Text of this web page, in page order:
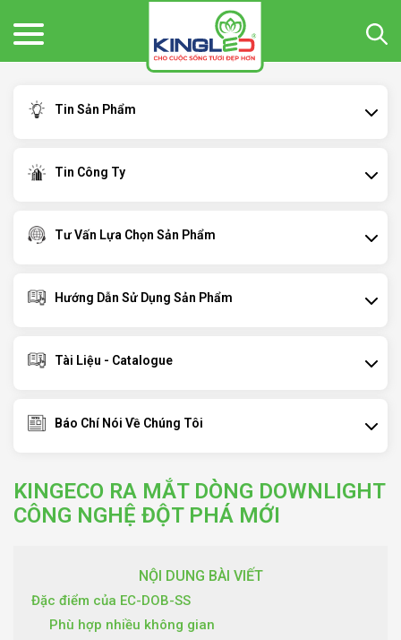
Tin Sản Phẩm
Tin Công Ty
Tư Vấn Lựa Chọn Sản Phẩm
Hướng Dẫn Sử Dụng Sản Phẩm
Tài Liệu - Catalogue
Báo Chí Nói Về Chúng Tôi
KINGECO RA MẮT DÒNG DOWNLIGHT
CÔNG NGHỆ ĐỘT PHÁ MỚI
NỘI DUNG BÀI VIẾT
Đặc điểm của EC-DOB-SS
Phù hợp nhiều không gian